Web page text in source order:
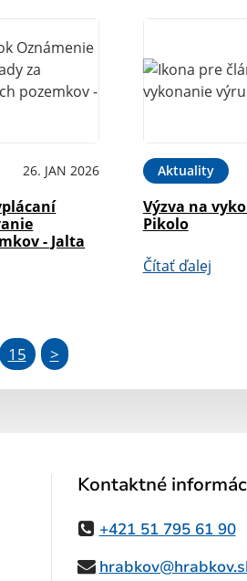
26. JAN 2026
- Jalta
Aktuality
Výzva na
Pikolo
Čítať ďalej
15 >
Kontaktné
+421 51 795 61 90